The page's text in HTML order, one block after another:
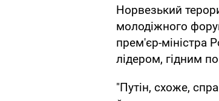
Норвезький
молодіжного
прем'єр-міністра
лідером, гідним
"Путін, схоже,